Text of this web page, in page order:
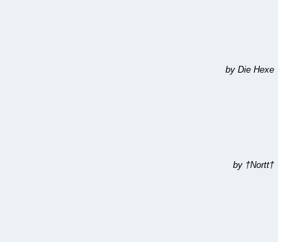
by Die Hexe
by †Nortt†